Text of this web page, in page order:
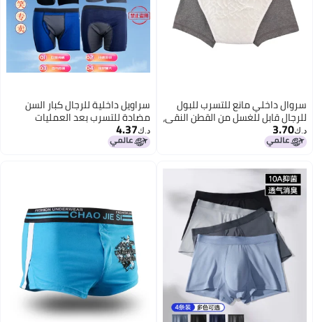
سروال داخلي مانع للتسرب للبول
للرجال قابل للغسل من القطن النقي،
قابل للتنفس، سروال حفاظ للكبار
وكبار السن لمرضى السرير
د.ك‏3.70
سراويل داخلية للرجال كبار السن
مضادة للتسرب بعد العمليات
الجراحية مصنوعة من القطن الخالص
قابلة للغسل
د.ك‏4.37